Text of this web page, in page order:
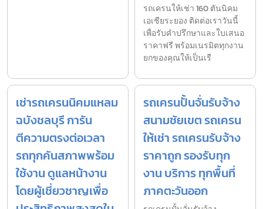
รถเครนให้เช่า 160 ตันนิคม
เอเชียระยอง ติดต่อเราวันนี้
เพื่อรับคำปรึกษาและใบเสนอ
ราคาฟรี พร้อมเนรมิตทุกงาน
ยกของคุณให้เป็นเรื
เช่ารถเครนนิคมแหลม
ฉบังชลบุรี การัน
ตีความตรงต่อเวลา
รถทุกคันสภาพพร้อม
ใช้งาน ดูแลหน้างาน
โดยผู้เชี่ยวชาญเพื่อ
รถเครนปั้นจั่นรับจ้าง
สนามชัยเขต รถเครน
ให้เช่า รถเครนรับจ้าง
ราคาถูก รองรับทุก
งาน บริการ ทุกพื้นที่
ภาคตะวันออก